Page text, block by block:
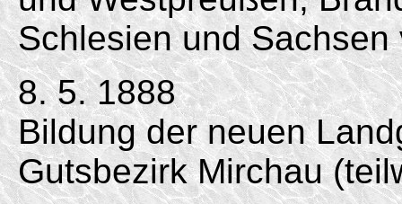
Schlesien und
8. 5. 1888
Bildung der neuen
Gutsbezirk Mirchau